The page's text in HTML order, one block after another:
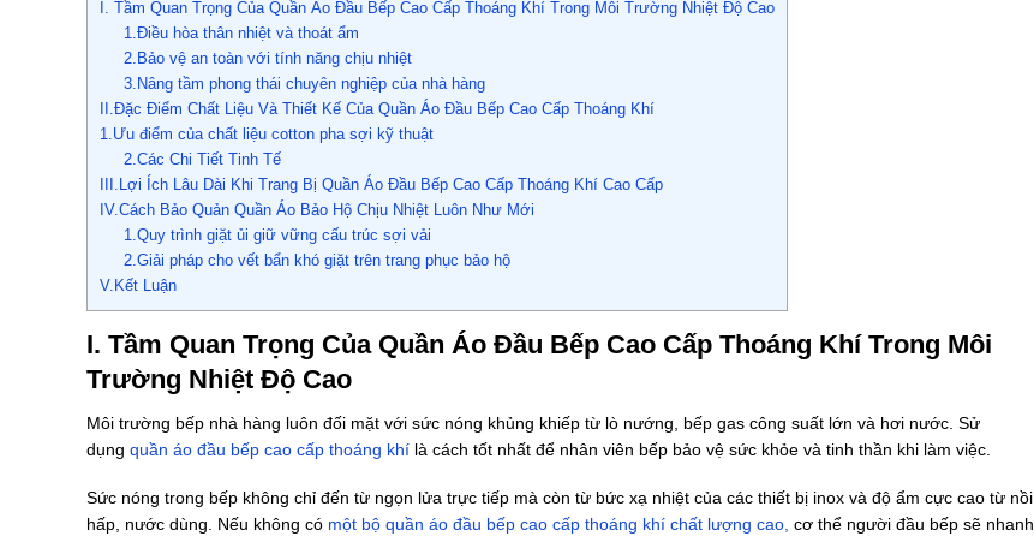
I. Tầm Quan Trọng Của Quần Áo Đầu Bếp Cao Cấp Thoáng Khí Trong Môi Trường Nhiệt Độ Cao
1.Điều hòa thân nhiệt và thoát ẩm
2.Bảo vệ an toàn với tính năng chịu nhiệt
3.Nâng tầm phong thái chuyên nghiệp của nhà hàng
II.Đặc Điểm Chất Liệu Và Thiết Kế Của Quần Áo Đầu Bếp Cao Cấp Thoáng Khí
1.Ưu điểm của chất liệu cotton pha sợi kỹ thuật
2.Các Chi Tiết Tinh Tế
III.Lợi Ích Lâu Dài Khi Trang Bị Quần Áo Đầu Bếp Cao Cấp Thoáng Khí Cao Cấp
IV.Cách Bảo Quản Quần Áo Bảo Hộ Chịu Nhiệt Luôn Như Mới
1.Quy trình giặt ủi giữ vững cấu trúc sợi vải
2.Giải pháp cho vết bẩn khó giặt trên trang phục bảo hộ
V.Kết Luận
I. Tầm Quan Trọng Của Quần Áo Đầu Bếp Cao Cấp Thoáng Khí Trong Môi
Trường Nhiệt Độ Cao
Môi trường bếp nhà hàng luôn đối mặt với sức nóng khủng khiếp từ lò nướng, bếp gas công suất lớn và hơi nước. Sử
dụng quần áo đầu bếp cao cấp thoáng khí là cách tốt nhất để nhân viên bếp bảo vệ sức khỏe và tinh thần khi làm việc.
Sức nóng trong bếp không chỉ đến từ ngọn lửa trực tiếp mà còn từ bức xạ nhiệt của các thiết bị inox và độ ẩm cực cao từ nồi
hấp, nước dùng. Nếu không có một bộ quần áo đầu bếp cao cấp thoáng khí chất lượng cao, cơ thể người đầu bếp sẽ nhanh